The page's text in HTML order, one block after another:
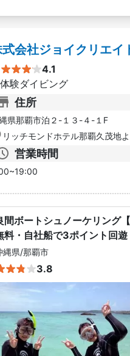
会社ジョイクリエイ
4.1
体験ダイビング
住所
県那覇市泊２-１３-４-１F
リッチモンドホテル那覇久茂地
営業時間
間ボートシュノーケリング
料・自社船で3ポイント回
縄県/那覇市
3.8